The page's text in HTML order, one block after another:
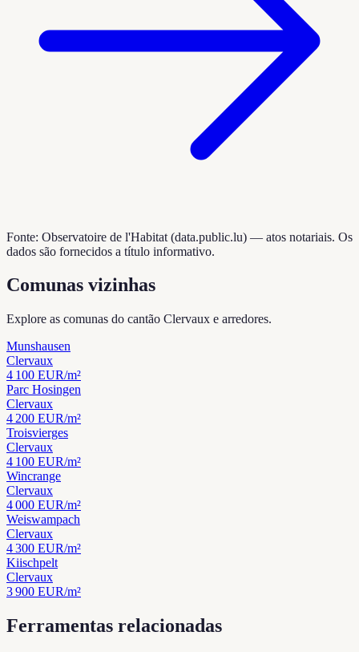
Fonte: Observatoire de l'Habitat (data.public.lu) — atos notariais. Os
dados são fornecidos a título informativo.
Comunas vizinhas
Explore as comunas do cantão Clervaux e arredores.
Munshausen
Clervaux
4 100 EUR/m²
Parc Hosingen
Clervaux
4 200 EUR/m²
Troisvierges
Clervaux
4 100 EUR/m²
Wincrange
Clervaux
4 000 EUR/m²
Weiswampach
Clervaux
4 300 EUR/m²
Kiischpelt
Clervaux
3 900 EUR/m²
Ferramentas relacionadas